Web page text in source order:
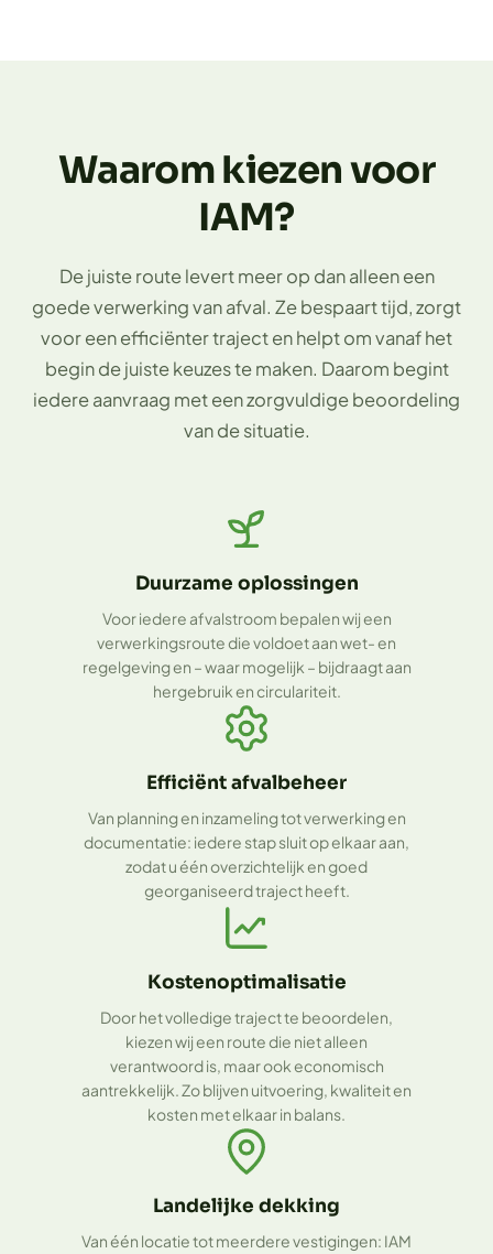
Waarom kiezen voor
IAM?
De juiste route levert meer op dan alleen een
goede verwerking van afval. Ze bespaart tijd, zorgt
voor een efficiënter traject en helpt om vanaf het
begin de juiste keuzes te maken. Daarom begint
iedere aanvraag met een zorgvuldige beoordeling
van de situatie.
Duurzame oplossingen
Voor iedere afvalstroom bepalen wij een
verwerkingsroute die voldoet aan wet- en
regelgeving en – waar mogelijk – bijdraagt aan
hergebruik en circulariteit.
Efficiënt afvalbeheer
Van planning en inzameling tot verwerking en
documentatie: iedere stap sluit op elkaar aan,
zodat u één overzichtelijk en goed
georganiseerd traject heeft.
Kostenoptimalisatie
Door het volledige traject te beoordelen,
kiezen wij een route die niet alleen
verantwoord is, maar ook economisch
aantrekkelijk. Zo blijven uitvoering, kwaliteit en
kosten met elkaar in balans.
Landelijke dekking
Van één locatie tot meerdere vestigingen: IAM